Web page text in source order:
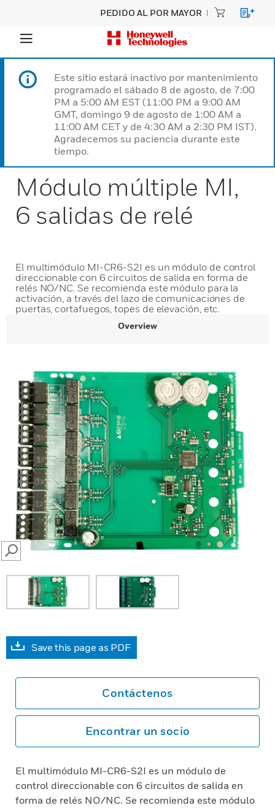
PEDIDO AL POR MAYOR
Este sitio estará inactivo por mantenimiento
programado el sábado 8 de agosto, de 7:00
PM a 5:00 AM EST (11:00 PM a 9:00 AM
GMT, domingo 9 de agosto de 1:00 AM a
11:00 AM CET y de 4:30 AM a 2:30 PM IST).
Agradecemos su paciencia durante este
tiempo.
Módulo múltiple MI,
6 salidas de relé
El multimódulo MI-CR6-S2I es un módulo de control
direccionable con 6 circuitos de salida en forma de
relés NO/NC. Se recomienda este módulo para la
activación, a través del lazo de comunicaciones de
puertas, cortafuegos, topes de elevación, etc.
Overview
SEARCH
Save this page as PDF
Contáctenos
Encontrar un socio
El multimódulo MI-CR6-S2I es un módulo de
control direccionable con 6 circuitos de salida en
forma de relés NO/NC. Se recomienda este módulo